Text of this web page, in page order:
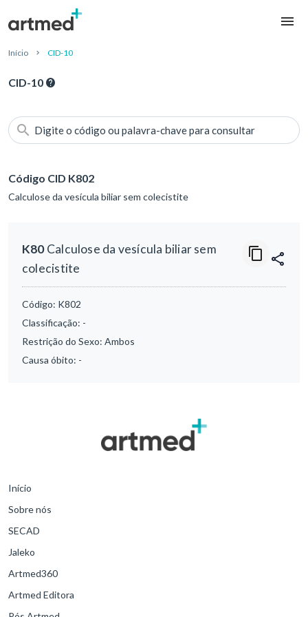
Início CID-10
CID-10
Digite o código ou palavra-chave para consultar
Código CID K802
Calculose da vesícula biliar sem colecistite
K80Calculose da vesícula biliar sem
colecistite
Código: K802
Classificação: -
Restrição do Sexo: Ambos
Causa óbito: -
Início
Sobre nós
SECAD
Jaleko
Artmed360
Artmed Editora